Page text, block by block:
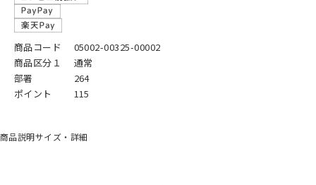
商品コード
05002-00325-00002
商品区分１
通常
部署
264
ポイント
115
商品説明サイズ・詳細